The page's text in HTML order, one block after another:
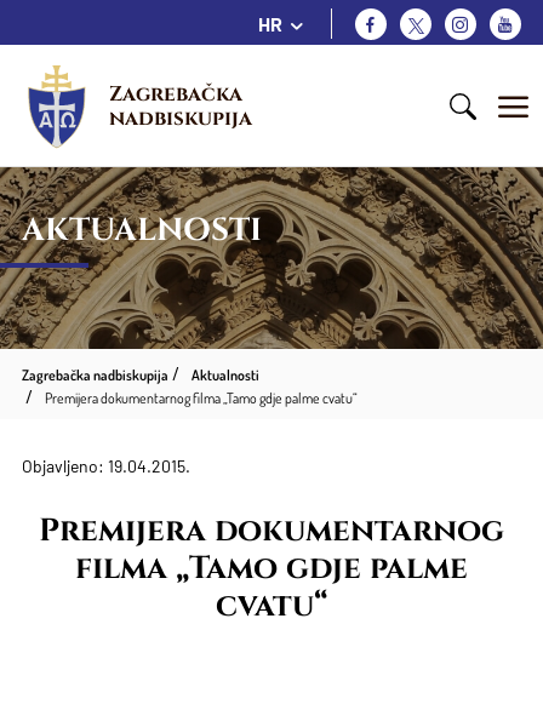
HR
Zagrebačka
nadbiskupija
AKTUALNOSTI
Zagrebačka nadbiskupija
Aktualnosti
Premijera dokumentarnog filma „Tamo gdje palme cvatu“
Objavljeno: 19.04.2015.
Premijera dokumentarnog
filma „Tamo gdje palme
cvatu“